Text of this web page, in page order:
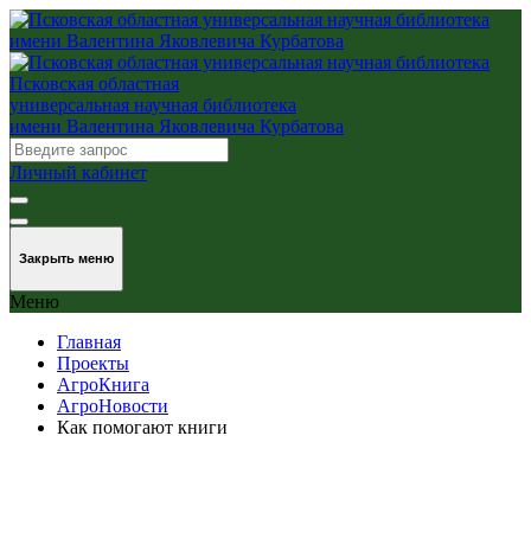
Псковская областная
универсальная научная библиотека
имени Валентина Яковлевича Курбатова
Личный кабинет
Закрыть меню
Меню
Главная
Проекты
АгроКнига
АгроНовости
Как помогают книги